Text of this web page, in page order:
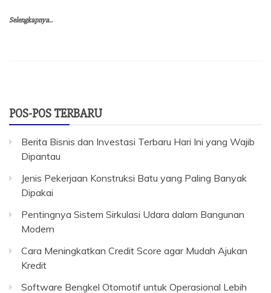
Selengkapnya..
POS-POS TERBARU
Berita Bisnis dan Investasi Terbaru Hari Ini yang Wajib
Dipantau
Jenis Pekerjaan Konstruksi Batu yang Paling Banyak
Dipakai
Pentingnya Sistem Sirkulasi Udara dalam Bangunan
Modern
Cara Meningkatkan Credit Score agar Mudah Ajukan
Kredit
Software Bengkel Otomotif untuk Operasional Lebih